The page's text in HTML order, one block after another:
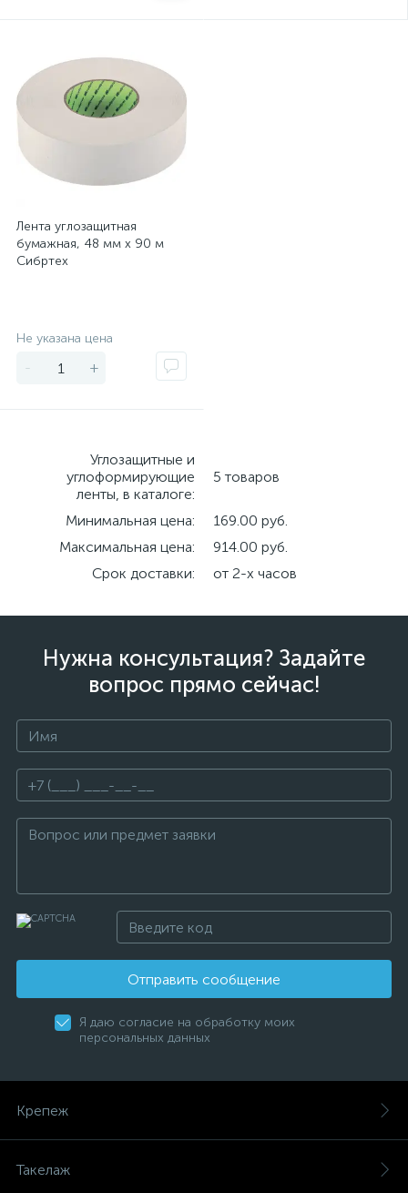
Лента углозащитная
бумажная, 48 мм х 90 м
Сибртех
Не указана цена
- +
Углозащитные и
углоформирующие
ленты, в каталоге:
5 товаров
Минимальная цена:
169.00 руб.
Максимальная цена:
914.00 руб.
Срок доставки:
от 2-х часов
Нужна консультация? Задайте
вопрос прямо сейчас!
Отправить сообщение
Я даю согласие на обработку моих
персональных данных
Крепеж
Такелаж